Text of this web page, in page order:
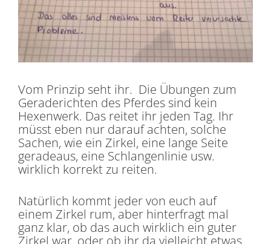
Vom Prinzip seht ihr. Die Übungen zum
Geraderichten des Pferdes sind kein
Hexenwerk. Das reitet ihr jeden Tag. Ihr
müsst eben nur darauf achten, solche
Sachen, wie ein Zirkel, eine lange Seite
geradeaus, eine Schlangenlinie usw.
wirklich korrekt zu reiten.
Natürlich kommt jeder von euch auf
einem Zirkel rum, aber hinterfragt mal
ganz klar, ob das auch wirklich ein guter
Zirkel war, oder ob ihr da vielleicht etwas